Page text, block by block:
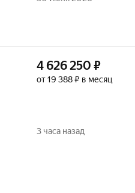
4 626 250 ₽
от 19 388 ₽ в месяц
3 часа назад